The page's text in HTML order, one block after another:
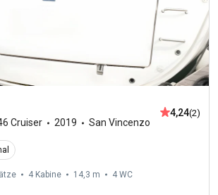
Cruiser 2019 San Vincenzo
4,24(2)
4 Kabine 14,3 m 4 WC